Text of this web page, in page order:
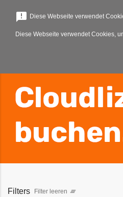
menu
Filters Filter leeren clear_all
announcement Diese Webseite verwendet
Diese Webseite verwendet Cookies,